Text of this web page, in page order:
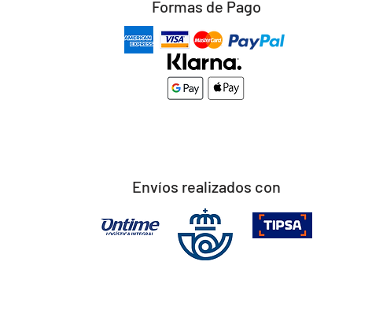
Formas de Pago
Envíos realizados con